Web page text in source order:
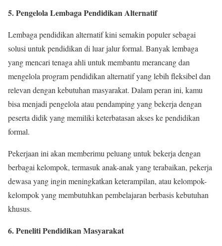
5. Pengelola Lembaga Pendidikan Alternatif
Lembaga pendidikan alternatif kini semakin populer sebagai
solusi untuk pendidikan di luar jalur formal. Banyak lembaga
yang mencari tenaga ahli untuk membantu merancang dan
mengelola program pendidikan alternatif yang lebih fleksibel dan
relevan dengan kebutuhan masyarakat. Dalam peran ini, kamu
bisa menjadi pengelola atau pendamping yang bekerja dengan
peserta didik yang memiliki keterbatasan akses ke pendidikan
formal.
Pekerjaan ini akan memberimu peluang untuk bekerja dengan
berbagai kelompok, termasuk anak-anak yang terabaikan, pekerja
dewasa yang ingin meningkatkan keterampilan, atau kelompok-
kelompok yang membutuhkan pembelajaran berbasis kebutuhan
khusus.
6. Peneliti Pendidikan Masyarakat